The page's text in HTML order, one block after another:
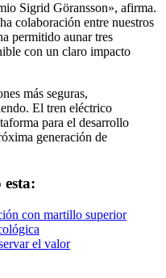
Sigrid Göransson», afirma.
colaboración entre nuestros
permitido aunar tres
con un claro impacto
más seguras,
El tren eléctrico
para el desarrollo
generación de
esta:
con martillo superior
el valor